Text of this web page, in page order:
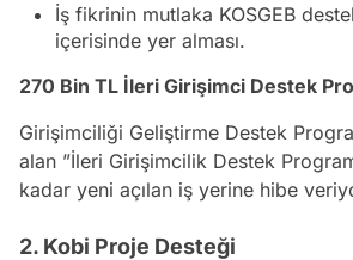
İş fikrinin mutlaka KOSGEB
içerisinde yer alması.
270 Bin TL İleri Girişimci Destek
Girişimciliği Geliştirme Destek
alan ”İleri Girişimcilik Destek
kadar yeni açılan iş yerine hibe
2. Kobi Proje Desteği